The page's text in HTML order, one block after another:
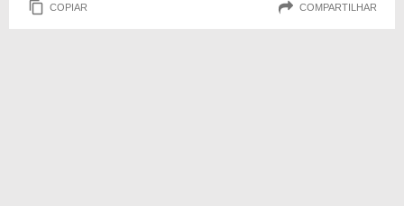
COPIAR COMPARTILHAR